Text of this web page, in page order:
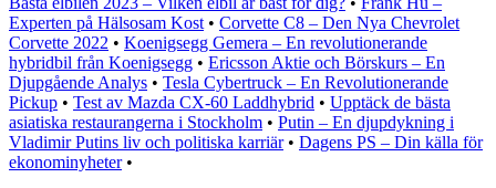
Experten på Hälsosam Kost • Corvette C8 – Den Nya Chevrolet
Corvette 2022 • Koenigsegg Gemera – En revolutionerande
hybridbil från Koenigsegg • Ericsson Aktie och Börskurs – En
Djupgående Analys • Tesla Cybertruck – En Revolutionerande
Pickup • Test av Mazda CX-60 Laddhybrid • Upptäck de bästa
asiatiska restaurangerna i Stockholm • Putin – En djupdykning i
Vladimir Putins liv och politiska karriär• Dagens PS – Din källa för
ekonominyheter•